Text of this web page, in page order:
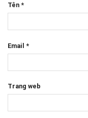
Tên *
Email *
Trang web